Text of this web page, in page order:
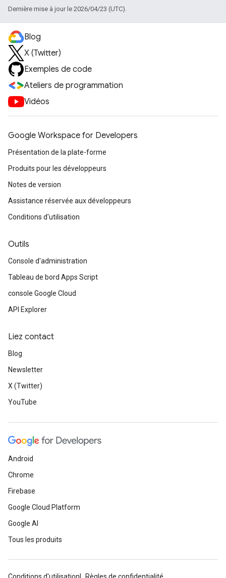
Dernière mise à jour le 2026/04/23 (UTC).
Blog
X (Twitter)
Exemples de code
Ateliers de programmation
Vidéos
Google Workspace for Developers
Présentation de la plate-forme
Produits pour les développeurs
Notes de version
Assistance réservée aux développeurs
Conditions d'utilisation
Outils
Console d'administration
Tableau de bord Apps Script
console Google Cloud
API Explorer
Liez contact
Blog
Newsletter
X (Twitter)
YouTube
Android
Chrome
Firebase
Google Cloud Platform
Google AI
Tous les produits